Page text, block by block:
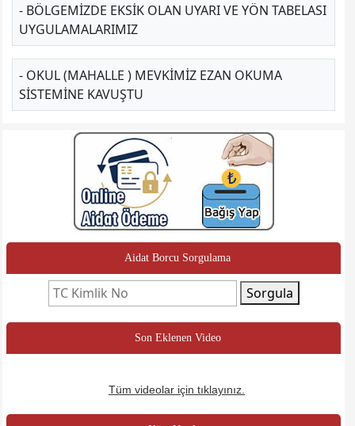
- BÖLGEMIZDE EKSIK OLAN UYARI VE YÖN TABELASI
UYGULAMALARIMIZ
- OKUL (MAHALLE ) MEVKIMIZ EZAN OKUMA
SISTEMINE KAVUŞTU
Aidat Borcu Sorgulama
Sorgula
Son Eklenen Video
Tüm videolar için tıklayınız.